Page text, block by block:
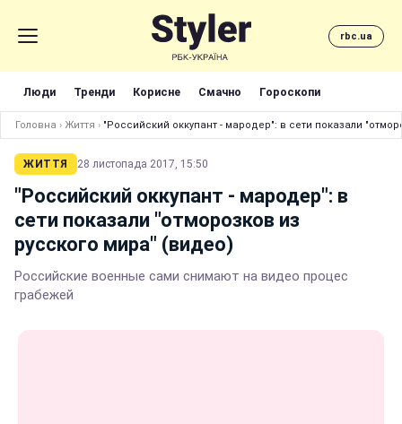
rbc.ua
Люди Тренди Корисне Смачно Гороскопи
Головна › Життя › "Российский оккупант - мародер": в сети показали
ЖИТТЯ 28 листопада 2017, 15:50
"Российский оккупант - мародер": в
сети показали "отморозков из
русского мира" (видео)
Российские военные сами снимают на видео процес
грабежей